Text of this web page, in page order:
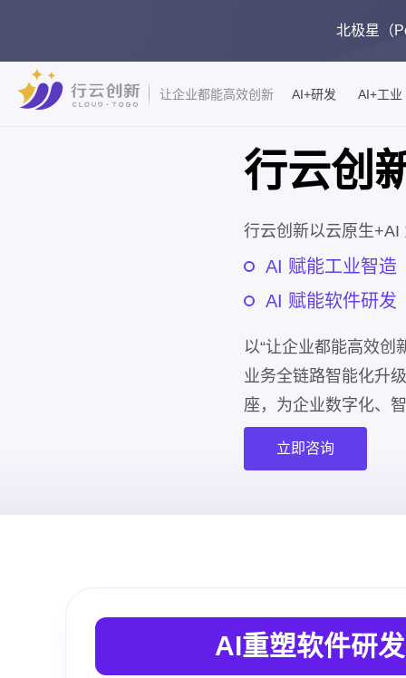
北极星（
让企业都能高效创新 AI+研发 AI+工业
行云创
行云创新以云原生+AI
AI 赋能工业智造
AI 赋能软件研发
以“让企业都能高效创
业务全链路智能化升
座，为企业数字化、
立即咨询
AI重塑软件研